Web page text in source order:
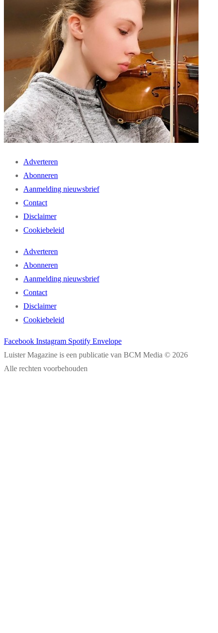
Adverteren
Abonneren
Aanmelding nieuwsbrief
Contact
Disclaimer
Cookiebeleid
Adverteren
Abonneren
Aanmelding nieuwsbrief
Contact
Disclaimer
Cookiebeleid
Facebook Instagram Spotify Envelope
Luister Magazine is een publicatie van BCM Media © 2026
Alle rechten voorbehouden